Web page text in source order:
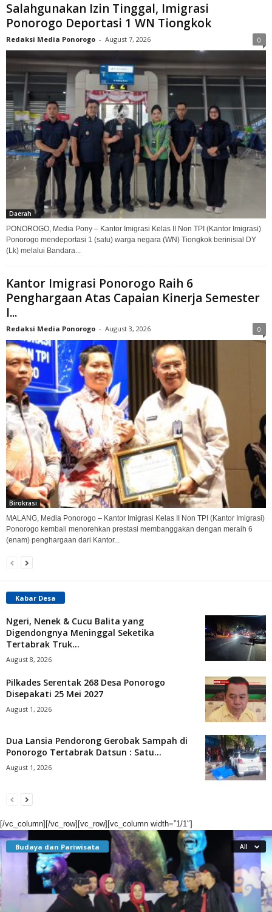
Salahgunakan Izin Tinggal, Imigrasi
Ponorogo Deportasi 1 WN Tiongkok
Redaksi Media Ponorogo - August 7, 2026 0
Daerah
PONOROGO, Media Pony – Kantor Imigrasi Kelas II Non TPI (Kantor Imigrasi)
Ponorogo mendeportasi 1 (satu) warga negara (WN) Tiongkok berinisial DY
(Lk) melalui Bandara...
Kantor Imigrasi Ponorogo Raih 6
Penghargaan Atas Capaian Kinerja Semester
I...
Redaksi Media Ponorogo - August 3, 2026 0
Birokrasi
MALANG, Media Ponorogo – Kantor Imigrasi Kelas II Non TPI (Kantor Imigrasi)
Ponorogo kembali menorehkan prestasi membanggakan dengan meraih 6
(enam) penghargaan dari Kantor...
Kabar Desa
Ngeri, Nenek & Cucu Balita yang
Digendongnya Meninggal Seketika
Tertabrak Truk...
August 8, 2026
Pilkades Serentak 268 Desa Ponorogo
Disepakati 25 Mei 2027
August 1, 2026
Dua Lansia Pendorong Gerobak Sampah di
Ponorogo Tertabrak Datsun : Satu...
August 1, 2026
[/vc_column][/vc_row][vc_row][vc_column width=”1/1″]
Budaya dan Pariwisata All